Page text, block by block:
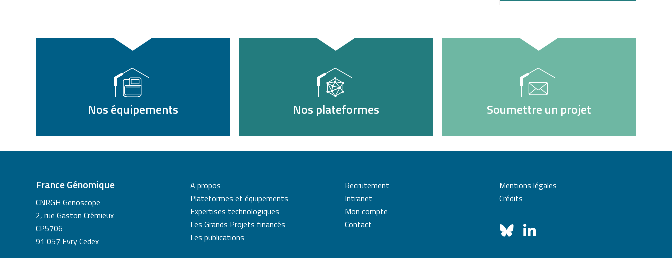
Nos équipements Nos plateformes Soumettre un projet
France Génomique
CNRGH Genoscope
2, rue Gaston Crémieux
CP5706
91 057 Evry Cedex
A propos
Plateformes et équipements
Expertises technologiques
Les Grands Projets financés
Les publications
Recrutement
Intranet
Mon compte
Contact
Mentions légales
Crédits